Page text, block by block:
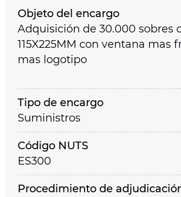
Objeto del encargo
Adquisición de 30.000 sobres
115X225MM con ventana mas
mas logotipo
Tipo de encargo
Suministros
Código NUTS
ES300
Procedimiento de